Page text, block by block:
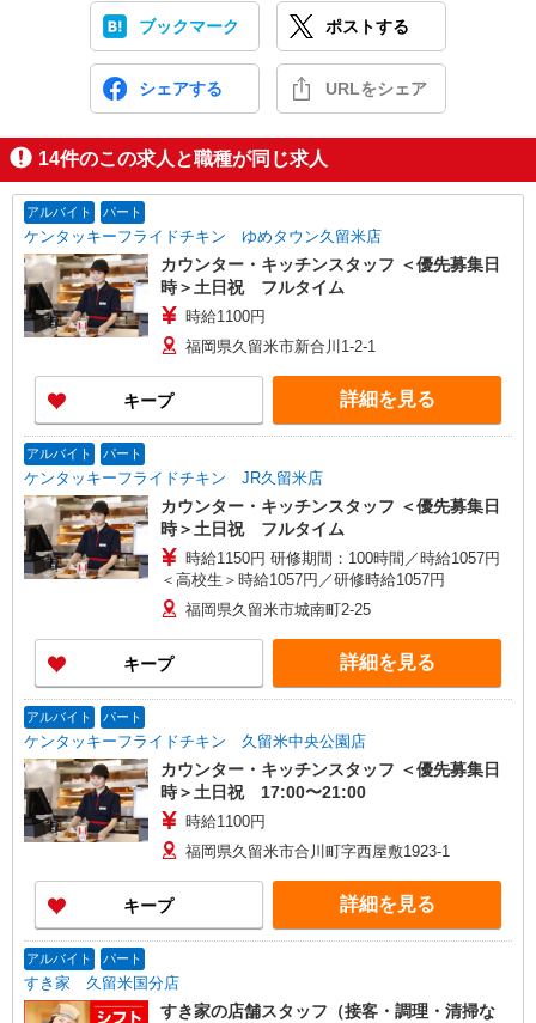
ブックマーク ポストする
シェアする URLをシェア
14件のこの求人と職種が同じ求人
アルバイト パート
ケンタッキーフライドチキン ゆめタウン久留米店
カウンター・キッチンスタッフ ＜優先募集日
時＞土日祝 フルタイム
時給1100円
福岡県久留米市新合川1-2-1
キープ 詳細を見る
アルバイト パート
ケンタッキーフライドチキン JR久留米店
カウンター・キッチンスタッフ ＜優先募集日
時＞土日祝 フルタイム
時給1150円 研修期間：100時間／時給1057円
＜高校生＞時給1057円／研修時給1057円
福岡県久留米市城南町2-25
キープ 詳細を見る
アルバイト パート
ケンタッキーフライドチキン 久留米中央公園店
カウンター・キッチンスタッフ ＜優先募集日
時＞土日祝 17:00〜21:00
時給1100円
福岡県久留米市合川町字西屋敷1923-1
キープ 詳細を見る
アルバイト パート
すき家 久留米国分店
すき家の店舗スタッフ（接客・調理・清掃な